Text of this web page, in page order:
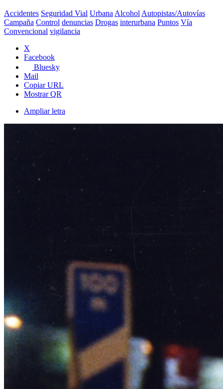
Accidentes Seguridad Vial Urbana Alcohol Autopistas/Autovías
Campaña Control denuncias Drogas interurbana Puntos Vía
Convencional vigilancia
X
Facebook
Bluesky
Mail
Copiar URL
Mostrar QR
Ampliar letra